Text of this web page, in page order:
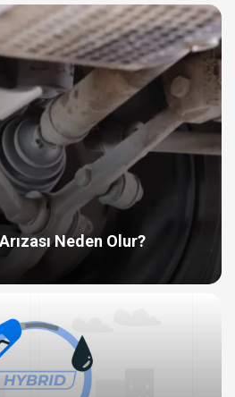
Neden Olur?